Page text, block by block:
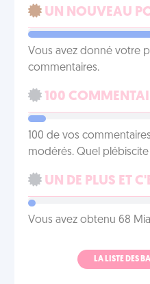
UN NOUVEAU
Vous avez donné votre
commentaires.
100
100 de vos
modérés. Quel plébiscite
UN DE PLUS ET
Vous avez obtenu 68
LA LISTE DES